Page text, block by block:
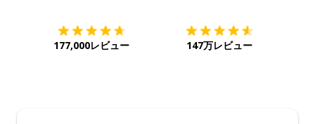
177,000レビュー 147万レビュー